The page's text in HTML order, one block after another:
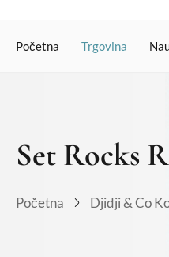
Početna Trgovina
Set Rocks
Početna Djidji & Co